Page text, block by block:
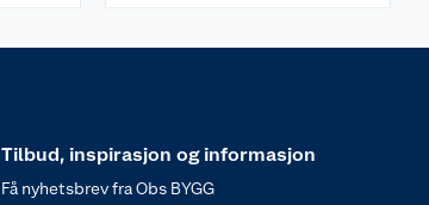
Tilbud, inspirasjon og informasjon
Få nyhetsbrev fra Obs BYGG